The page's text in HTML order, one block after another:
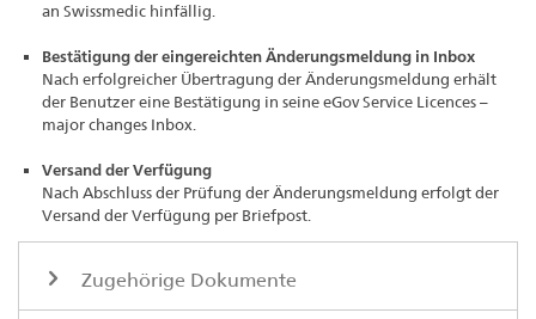
an Swissmedic hinfällig.
Bestätigung der eingereichten Änderungsmeldung in Inbox
Nach erfolgreicher Übertragung der Änderungsmeldung erhält
der Benutzer eine Bestätigung in seine eGov Service Licences –
major changes Inbox.
Versand der Verfügung
Nach Abschluss der Prüfung der Änderungsmeldung erfolgt der
Versand der Verfügung per Briefpost.
Zugehörige Dokumente